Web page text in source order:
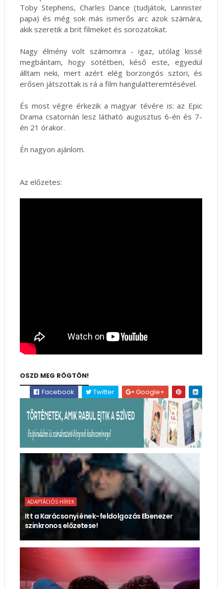
Toby Stephens, Charles Dance (tudjátok, Lannister
papa) és még sok más ismerős arc azok számára,
akik szeretik a brit filmeket és sorozatokat.
Nagy élmény volt számomra - igaz, utólag kissé
megbántam, hogy sötétben, késő este, egyedül
álltam neki, mert azért elég borzongós sztori, és
erősen játszottak is rá a film hangulatteremtésével.
És most végre érkezik a magyar tévére is: az Epic
Drama csatornán lesz látható augusztus 6-én és 7-
én 21 órakor.
Én nagyon ajánlom.
Az előzetes:
OSZD MEG RÖGTÖN!
Facebook
Twitter Google+
ADAPTÁCIÓS HÍREK
Itt a Karácsonyi ének-feldolgozás Ebenezer
szinkronos előzetese!